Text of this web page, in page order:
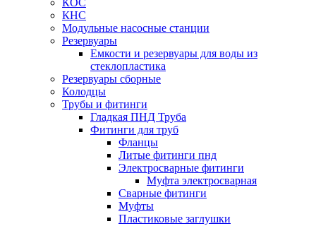
КОС
КНС
Модульные насосные станции
Резервуары
Емкости и резервуары для воды из
стеклопластика
Резервуары сборные
Колодцы
Трубы и фитинги
Гладкая ПНД Труба
Фитинги для труб
Фланцы
Литые фитинги пнд
Электросварные фитинги
Муфта электросварная
Сварные фитинги
Муфты
Пластиковые заглушки